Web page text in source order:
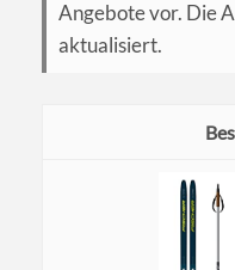
Angebote vor. Die
aktualisiert.